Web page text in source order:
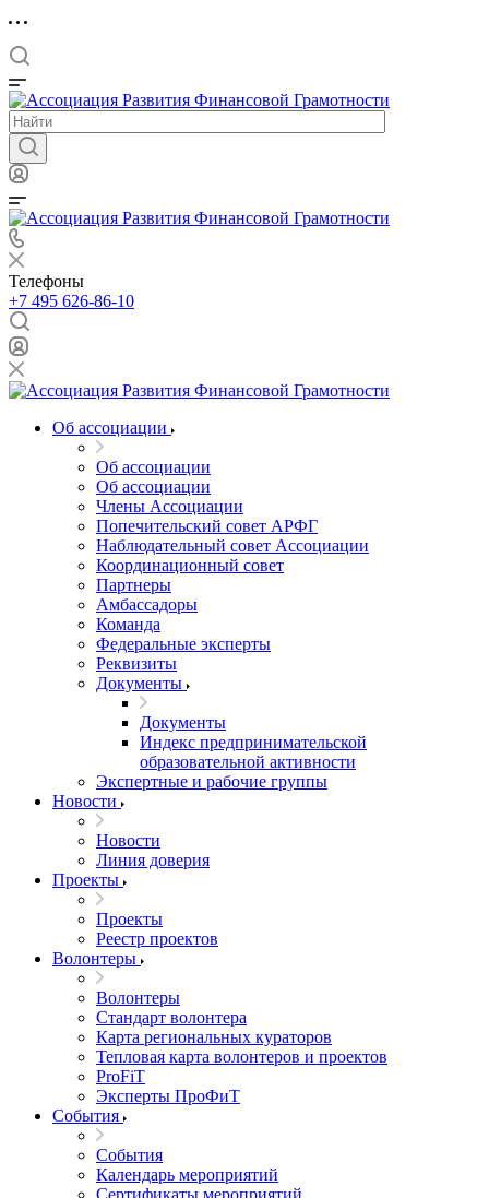
Телефоны
+7 495 626-86-10
Об ассоциации
Об ассоциации
Об ассоциации
Члены Ассоциации
Попечительский совет АРФГ
Наблюдательный совет Ассоциации
Координационный совет
Партнеры
Амбассадоры
Команда
Федеральные эксперты
Реквизиты
Документы
Документы
Индекс предпринимательской
образовательной активности
Экспертные и рабочие группы
Новости
Новости
Линия доверия
Проекты
Проекты
Реестр проектов
Волонтеры
Волонтеры
Стандарт волонтера
Карта региональных кураторов
Тепловая карта волонтеров и проектов
ProFiT
Эксперты ПроФиТ
События
События
Календарь мероприятий
Сертификаты мероприятий